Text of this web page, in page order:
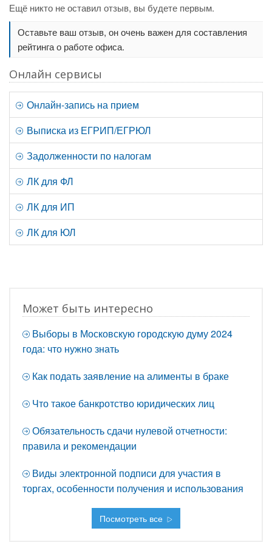
Ещё никто не оставил отзыв, вы будете первым.
Оставьте ваш отзыв, он очень важен для составления
рейтинга о работе офиса.
Онлайн сервисы
Онлайн-запись на прием
Выписка из ЕГРИП/ЕГРЮЛ
Задолженности по налогам
ЛК для ФЛ
ЛК для ИП
ЛК для ЮЛ
Может быть интересно
Выборы в Московскую городскую думу 2024
года: что нужно знать
Как подать заявление на алименты в браке
Что такое банкротство юридических лиц
Обязательность сдачи нулевой отчетности:
правила и рекомендации
Виды электронной подписи для участия в
торгах, особенности получения и использования
Посмотреть все